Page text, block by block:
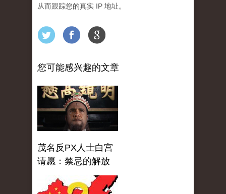
从而跟踪您的真实 IP 地址。
您可能感兴趣的文章
茂名反PX人士白宫
请愿：禁忌的解放